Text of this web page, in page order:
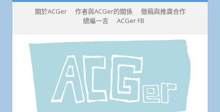
關於ACGer 作者與ACGer的關係
徵稿與推廣合作
總編一言
ACGer FB